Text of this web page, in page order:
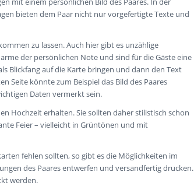
bieten dem Paar nicht nur vorgefertigte Texte und
zu lassen. Auch hier gibt es unzählige
der persönlichen Note und sind für die Gäste eine
Blickfang auf die Karte bringen und dann den Text
Seite könnte zum Beispiel das Bild des Paares
Daten vermerkt sein.
Hochzeit erhalten. Sie sollten daher stilistisch schon
Feier – vielleicht in Grüntönen und mit
fehlen sollten, so gibt es die Möglichkeiten im
des Paares entwerfen und versandfertig drucken.
werden.